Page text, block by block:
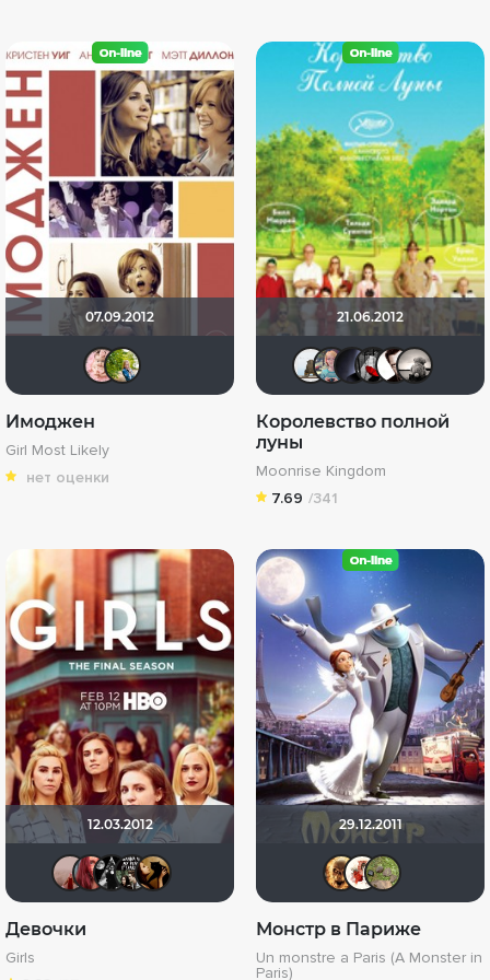
07.09.2012
Имоджен
Girl Most Likely
нет оценки
21.06.2012
Не Свами
Королевство полной
луны
Moonrise Kingdom
7.69 /341
12.03.2012
dz3030Yarina Neutrale Erde
Девочки
Girls
29.12.2011
Монстр в Париже
Un monstre а Paris (A Monster in
Paris)